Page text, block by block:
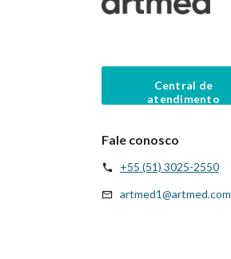
Central de
atendimento
Fale conosco
+55 (51) 3025-2550
artmed1@artmed.com